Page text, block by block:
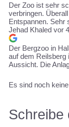
Der Zoo ist sehr
verbringen.
Entspannen. Sehr
Jehad Khaled vor
Der Bergzoo in
auf dem Reilsberg
Aussicht. Die
Es sind noch
Schreibe